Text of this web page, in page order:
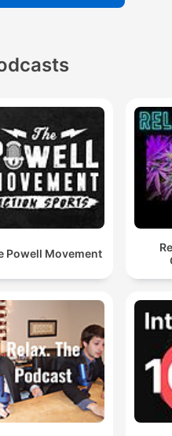
Powell Movement